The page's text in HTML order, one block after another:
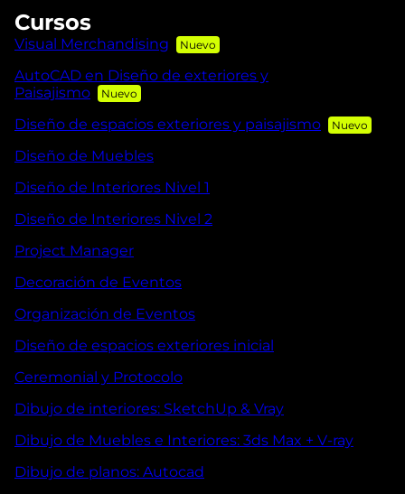
Cursos
Visual Merchandising
AutoCAD en Diseño de exteriores y
Paisajismo
Diseño de espacios exteriores y paisajismo
Diseño de Muebles
Diseño de Interiores Nivel 1
Diseño de Interiores Nivel 2
Project Manager
Decoración de Eventos
Organización de Eventos
Diseño de espacios exteriores inicial
Ceremonial y Protocolo
Dibujo de interiores: SketchUp & Vray
Dibujo de Muebles e Interiores: 3ds Max + V-ray
Dibujo de planos: Autocad